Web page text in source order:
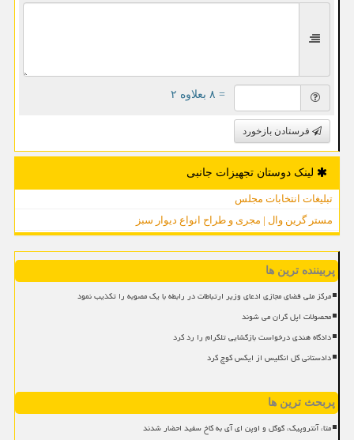
= ۸ بعلاوه ۲
فرستادن بازخورد
لینک دوستان تجهیزات جانبی
تبلیغات انتخابات مجلس
مستر گرین وال | مجری و طراح انواع دیوار سبز
پربیننده ترین ها
مرکز ملی فضای مجازی ادعای وزیر ارتباطات در رابطه با یک مصوبه را تکذیب نمود
محصولات اپل گران می شوند
دادگاه هندی درخواست بازگشایی تلگرام را رد کرد
دادستانی کل انگلیس از ایکس کوچ کرد
پربحث ترین ها
متا، آنتروپیک، گوگل و اوپن ای آی به کاخ سفید احضار شدند